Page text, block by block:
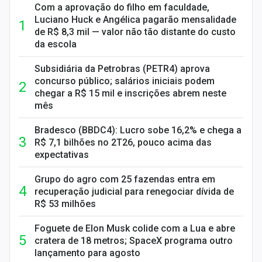
Com a aprovação do filho em faculdade,
Luciano Huck e Angélica pagarão mensalidade
de R$ 8,3 mil — valor não tão distante do custo
da escola
Subsidiária da Petrobras (PETR4) aprova
concurso público; salários iniciais podem
chegar a R$ 15 mil e inscrições abrem neste
mês
Bradesco (BBDC4): Lucro sobe 16,2% e chega a
R$ 7,1 bilhões no 2T26, pouco acima das
expectativas
Grupo do agro com 25 fazendas entra em
recuperação judicial para renegociar dívida de
R$ 53 milhões
Foguete de Elon Musk colide com a Lua e abre
cratera de 18 metros; SpaceX programa outro
lançamento para agosto